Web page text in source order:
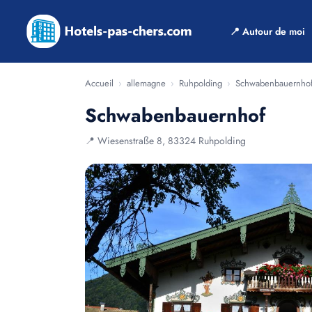
📍 Autour de moi
Accueil › allemagne › Ruhpolding ›
Schwabenbauernhof
📍 Wiesenstraße 8, 83324 Ruhpolding